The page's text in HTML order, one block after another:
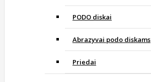
PODO diskai
Abrazyvai podo diskams
Priedai